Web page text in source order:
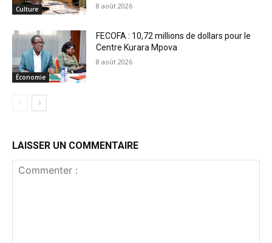
Culture 8 août 2026
Économie
FECOFA : 10,72 millions de dollars pour le
Centre Kurara Mpova
8 août 2026
LAISSER UN COMMENTAIRE